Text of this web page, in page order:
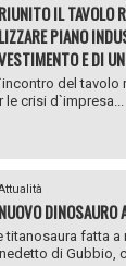
IL TAVOLO
PIANO
E DI
del tavolo
le crisi d`impresa...
DINOSAURO
titanosaura fatta a
di Gubbio,